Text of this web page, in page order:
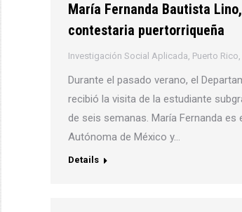
María Fernanda Bautista
contestaria puertorriqueña
Investigación Social Aplicada, Puerto Rico,
Durante el pasado verano, el
recibió la visita de la estudiante
de seis semanas. María Fernanda
Autónoma de México y…
Details